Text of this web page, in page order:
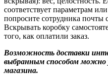
соответствует параметрам
попросите сотрудника почты
Вскрывать коробку
того, как оплатили заказ.
Возможность доставки
выбранным способом
магазина.